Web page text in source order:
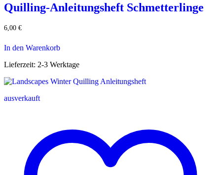
Quilling-Anleitungsheft Schmetterlinge
6,00 €
In den Warenkorb
Lieferzeit: 2-3 Werktage
ausverkauft